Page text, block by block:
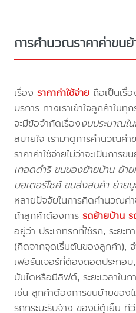
การคำนวณราคาค่าขน
เรื่องราคาค่าใช้จ่าย ถือเป็นเรื่
บริการ ทางเราเข้าใจลูกค้าใน
จะมีข้อจำกัดเรื่องงบประมาณใ
สบายใจ เรามาดูการคำนวณค่
ราคาค่าใช้จ่ายไม่ว่าจะเป็นการ
เทอดดำริ ขนของย้ายบ้าน ย้
มอเตอร์ไซค์ ขนส่งสินค้า ย้าย
หลายปัจจัยในการคิดคำนวณค่
ถ้าลูกค้าต้องการรถย้ายบ้าน
อยู่ว่า ประเภทรถที่ใช้รถ, ระยะ
(คิดจากจุดเริ่มต้นของลูกค้า),
เฟอร์นิเจอร์ที่ต้องถอดประกอ
บันไดหรือมีลิฟต์, ระยะเวลาใ
เช่น ลูกค้าต้องการขนย้ายของ
รถกระบะรับจ้าง ของมีตู้เย็น